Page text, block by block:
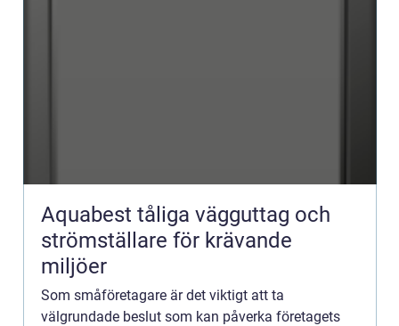
Aquabest tåliga vägguttag och
strömställare för krävande
miljöer
Som småföretagare är det viktigt att ta
välgrundade beslut som kan påverka företagets